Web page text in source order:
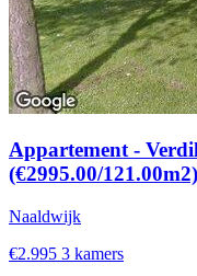
Appartement -
(€2995.00/121.00m2)
Naaldwijk
€2.995 3 kamers